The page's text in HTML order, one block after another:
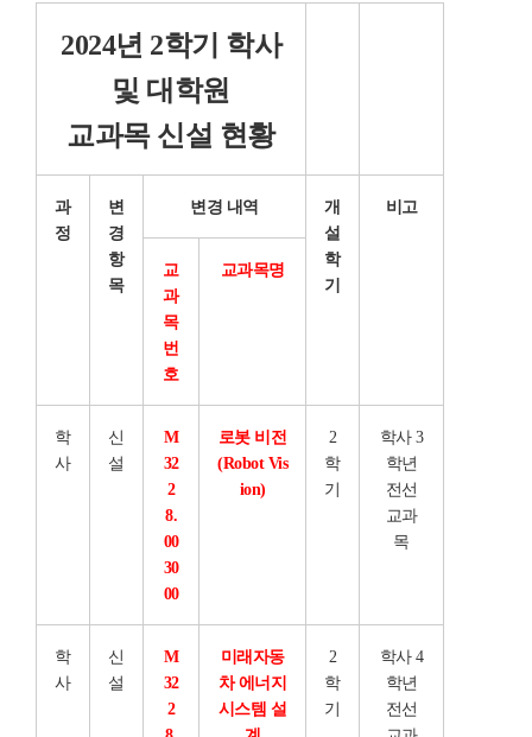
2024년 2학기 학사
및 대학원
교과목 신설 현황
과
정
변
경
항
목
변경 내역
개
설
학
기
비고
교
과
목
번
호
교과목명
학
사
신
설
M
32
2
8.
00
30
00
로봇 비전
(Robot Vis
ion)
2
학
기
학사 3
학년
전선
교과
목
학
사
신
설
M
32
2
미래자동
차 에너지
시스템 설
2
학
기
학사 4
학년
전선